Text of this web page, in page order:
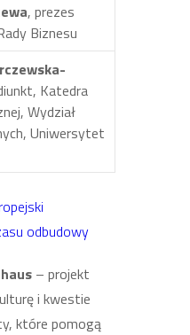
, prezes
Biznesu
Katedra
Wydział
Uniwersytet
odbudowy
– projekt
i kwestie
które pomogą